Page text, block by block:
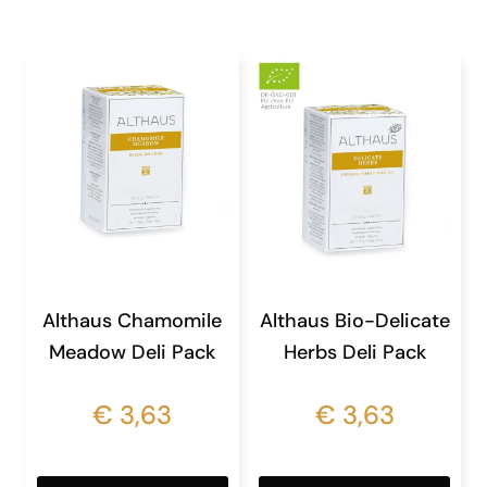
Althaus Chamomile
Meadow Deli Pack
€ 3,63
Althaus Bio-Delicate
Herbs Deli Pack
€ 3,63